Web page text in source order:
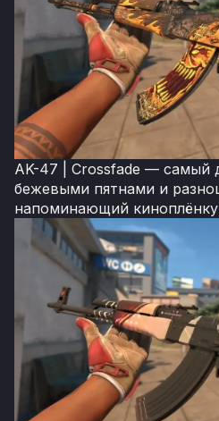
AK-47 | Crossfade — самый
бежевыми пятнами и
напоминающий